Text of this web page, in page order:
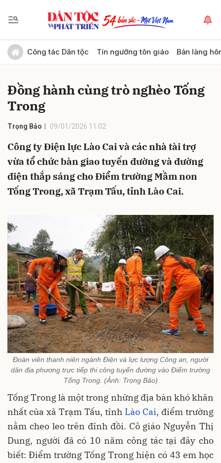
Công tác Dân tộc Tín ngưỡng tôn giáo Bản làng
Đồng hành cùng trò nghèo Tống
Trong
Trọng Bảo 09/01/2026 11:02
Công ty Điện lực Lào Cai và các nhà tài trợ
vừa tổ chức bàn giao tuyến đường và đường
điện thắp sáng cho Điểm trường Mầm non
Tống Trong, xã Trạm Tấu, tỉnh Lào Cai.
Đoàn viên thanh niên ngành Điện và lực lượng Công an, người
dân địa phương trực tiếp thi công tuyến đường vào Điểm trường
Tống Trong. (Ảnh: Trọng Bảo)
Tống Trong là một trong những địa bàn khó khăn
nhất của xã Trạm Tấu, tỉnh Lào Cai, điểm trường
nằm cheo leo trên đỉnh đồi. Cô giáo Nguyễn Thị
Dung, người đã có 10 năm công tác tại đây cho
biết: Điểm trường Tống Trong hiện có 43 em học
Gửi bình luận
Hủy Gửi